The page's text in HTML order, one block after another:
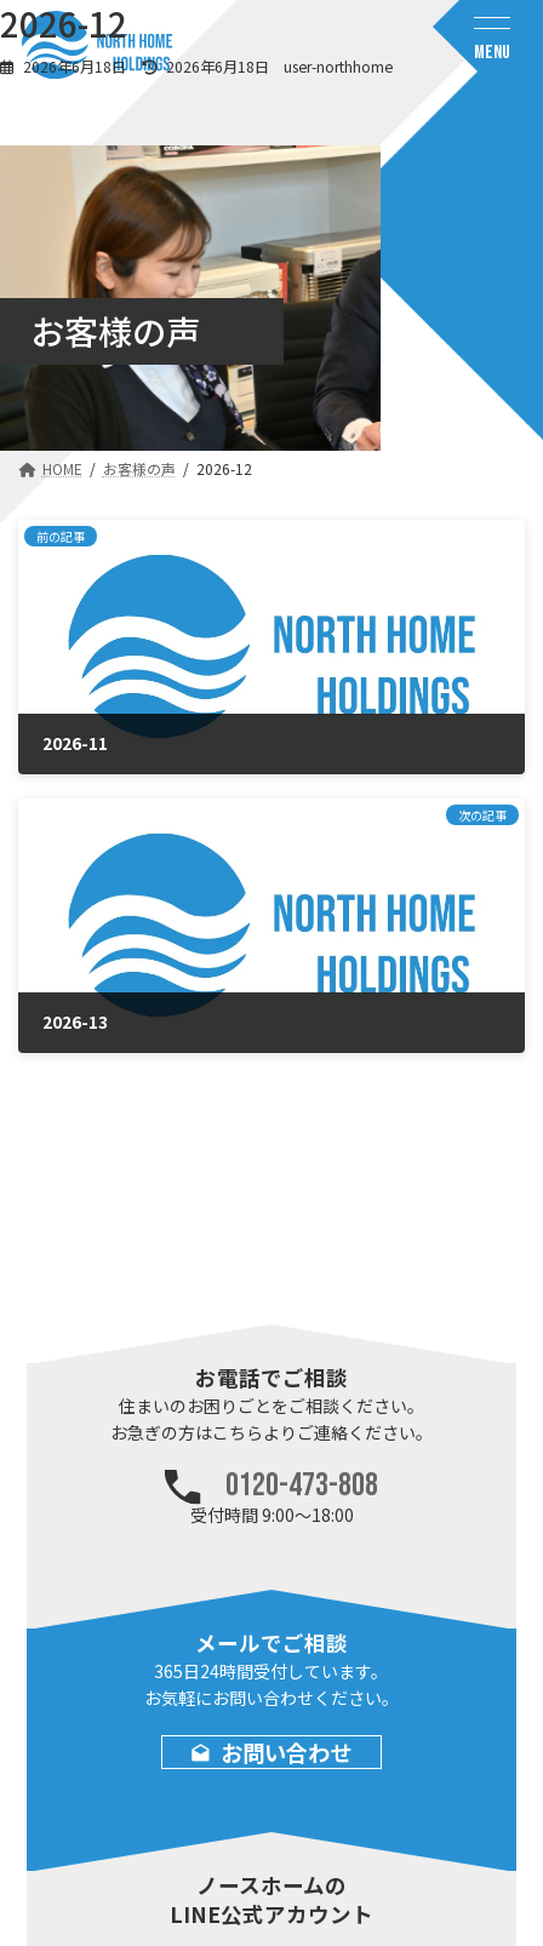
コ
ン
テ
ナ
ビ
ゲ
MENU
お客様の声
HOME お客様の声 2026-12
2026-12
2026年6月18日
最
日
時
:
2026年6月18日 user-northhome
前の記事
2026-11
次の記事
2026-13
お電話でご相談
住まいのお困りごとをご相談ください。
お急ぎの方はこちらより ご連絡ください。
0120-473-808
受付時間 9:00～18:00
メールでご相談
365日24時間受付しています。
お気軽にお問い合わせ ください。
お問い合わせ
ノースホームの
LINE公式アカウント